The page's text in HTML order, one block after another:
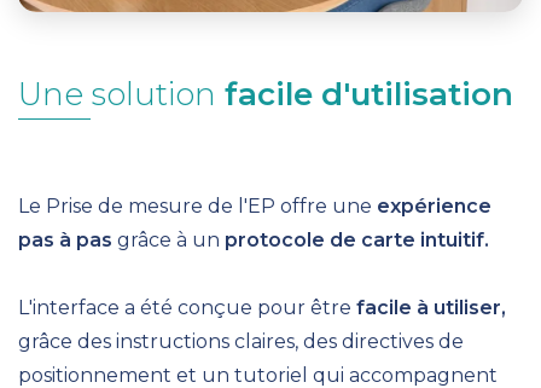
Une solution facile d'utilisation
Le Prise de mesure de l'EP offre une expérience
pas à pas grâce à un protocole de carte intuitif.
L'interface a été conçue pour être facile à utiliser,
grâce des instructions claires, des directives de
positionnement et un tutoriel qui accompagnent